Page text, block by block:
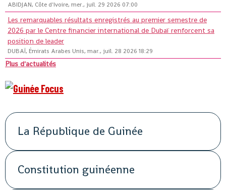
ABIDJAN, Côte d'Ivoire, mer., juil. 29 2026 07:00
Les remarquables résultats enregistrés au premier semestre de
2026 par le Centre financier international de Dubaï renforcent sa
position de leader
DUBAÏ, Émirats Arabes Unis, mar., juil. 28 2026 18:29
Plus d'actualités
La République de Guinée
Constitution guinéenne